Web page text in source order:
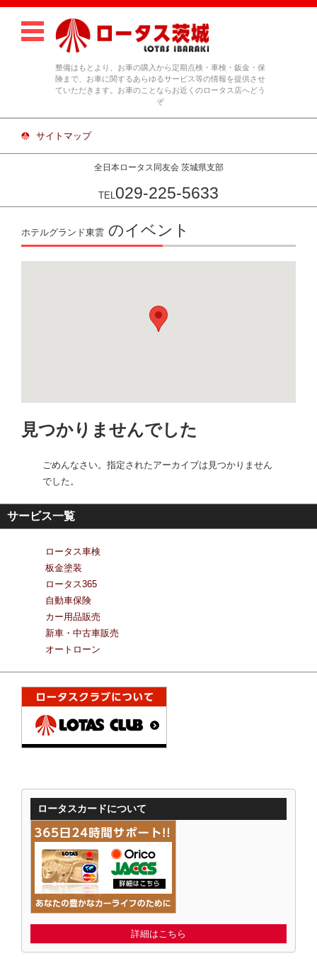
整備はもとより、お車の購入から定期点検・車検・鈑金・保
険まで、お車に関するあらゆるサービス等の情報を提供させ
ていただきます。お車のことならお近くのロータス店へどう
ぞ
サイトマップ
全日本ロータス同友会 茨城県支部
TEL029-225-5633
コンテンツに移動
ホテルグランド東雲 のイベント
見つかりませんでした
ごめんなさい。指定されたアーカイブは見つかりません
でした。
サービス一覧
ロータス車検
板金塗装
ロータス365
自動車保険
カー用品販売
新車・中古車販売
オートローン
ロータスカードについて
詳細はこちら